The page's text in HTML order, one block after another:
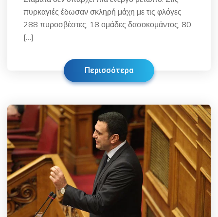
πυρκαγιές έδωσαν σκληρή μάχη με τις φλόγες
288 πυροσβέστες, 18 ομάδες δασοκομάντος, 80
[…]
Περισσότερα